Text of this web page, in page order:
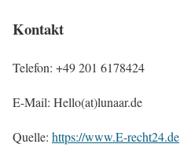
Kontakt
Telefon: +49 201 6178424
E-Mail: Hello(at)lunaar.de
Quelle: https://www.E-recht24.de